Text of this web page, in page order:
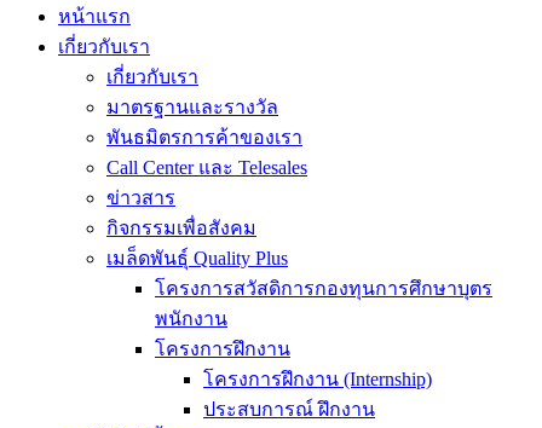
หน้าแรก
เกี่ยวกับเรา
เกี่ยวกับเรา
มาตรฐานและรางวัล
พันธมิตรการค้าของเรา
Call Center และ Telesales
ข่าวสาร
กิจกรรมเพื่อสังคม
เมล็ดพันธุ์ Quality Plus
โครงการสวัสดิการกองทุนการศึกษาบุตร
พนักงาน
โครงการฝึกงาน
โครงการฝึกงาน (Internship)
ประสบการณ์ ฝึกงาน